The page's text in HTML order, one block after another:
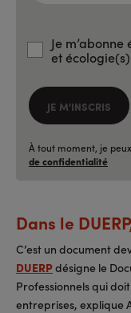
Je
et
JE M'INSCRIS
À tout moment, je
de confidentialité
Dans le
C’est un document
DUERPdésigne le
Professionnels qui
entreprises, explique